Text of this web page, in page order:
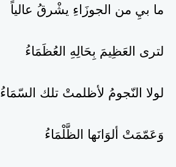
ما بيِ من الجوزَاءِ يشْرقُ عالياً
لترى العَظِيمَ بِحَالِهِ العُظَمَاءُ
لولا النّجومُ لأظلمتْ تلك السّمَاءُ
وَعَمّمَتْ ألوَانَها الظَّلْمَاءُ